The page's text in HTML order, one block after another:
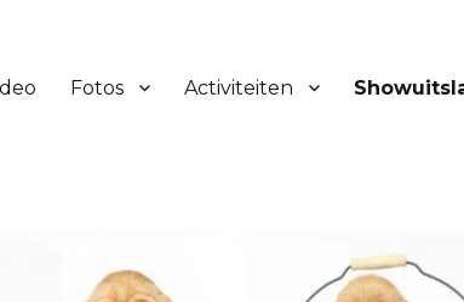
Fotos Activiteiten